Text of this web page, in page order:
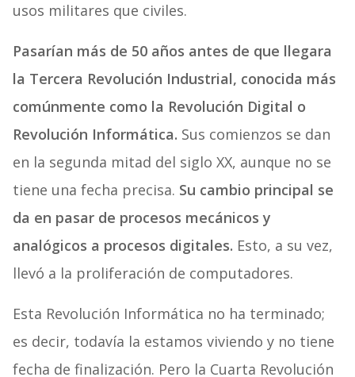
usos militares que civiles.
Pasarían más de 50 años antes de que llegara
la Tercera Revolución Industrial, conocida más
comúnmente como la Revolución Digital o
Revolución Informática. Sus comienzos se dan
en la segunda mitad del siglo XX, aunque no se
tiene una fecha precisa. Su cambio principal se
da en pasar de procesos mecánicos y
analógicos a procesos digitales. Esto, a su vez,
llevó a la proliferación de computadores.
Esta Revolución Informática no ha terminado;
es decir, todavía la estamos viviendo y no tiene
fecha de finalización. Pero la Cuarta Revolución